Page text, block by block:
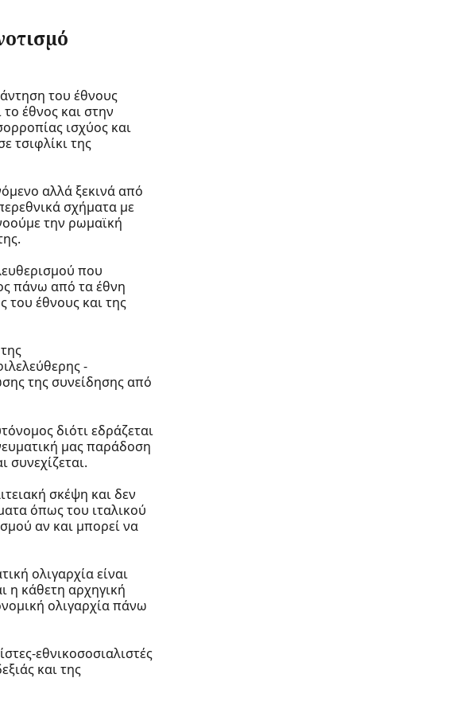
του έθνους
έθνος και στην
ισχύος και
τσιφλίκι της
αλλά ξεκινά από
σχήματα με
την ρωμαϊκή
που
πάνω από τα έθνη
του έθνους και της
-
της συνείδησης από
διότι εδράζεται
μας παράδοση
σκέψη και δεν
όπως του ιταλικού
αν και μπορεί να
ολιγαρχία είναι
η κάθετη αρχηγική
ολιγαρχία πάνω
εθνικοσοσιαλιστές
και της